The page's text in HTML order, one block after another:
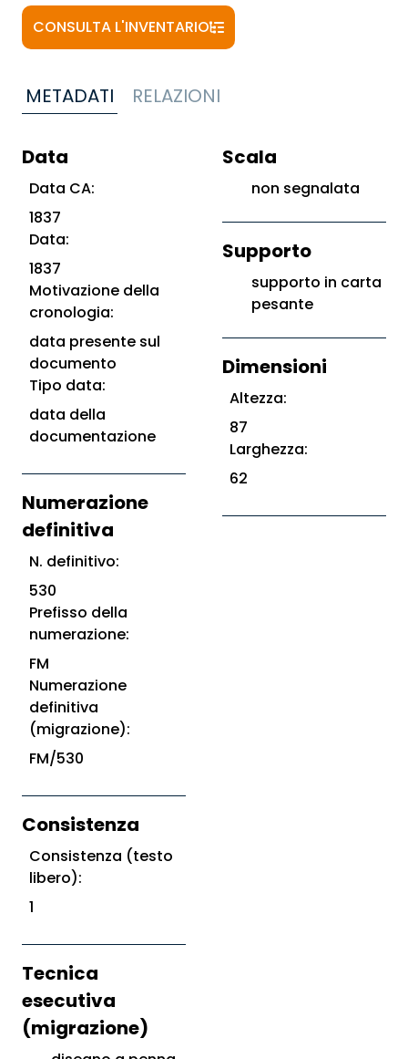
CONSULTA L'INVENTARIO
METADATI RELAZIONI
Data
Data CA:
1837
Data:
1837
Motivazione della
cronologia:
data presente sul
documento
Tipo data:
data della
documentazione
Numerazione
definitiva
N. definitivo:
530
Prefisso della
numerazione:
FM
Numerazione
definitiva
(migrazione):
FM/530
Consistenza
Consistenza (testo
libero):
1
Tecnica
esecutiva
(migrazione)
Scala
non segnalata
Supporto
supporto in carta
pesante
Dimensioni
Altezza:
87
Larghezza:
62